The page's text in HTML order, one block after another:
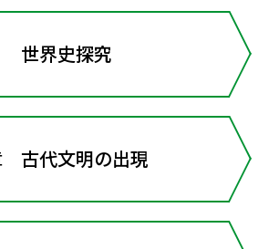
世界史探究
古代文明の出現